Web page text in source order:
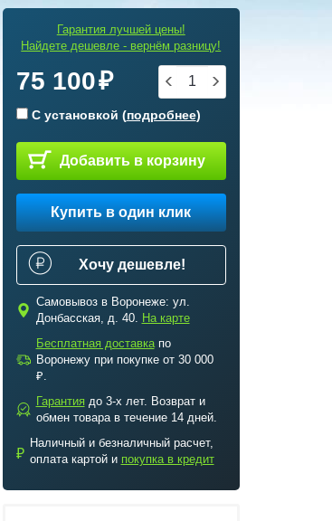
Гарантия лучшей цены!
Найдете дешевле - вернём разницу!
75 100
С установкой (подробнее)
Добавить в корзину
Купить в один клик
Хочу дешевле!
c
Самовывоз в Воронеже: ул.
Донбасская, д. 40. На карте
a
Бесплатная доставкапо
Воронежу при покупке от 30 000
₽.
b
Гарантиядо 3-х лет. Возврат и
обмен товара в течение 14 дней.
₽
Наличный и безналичный расчет,
оплата картой и покупка в кредит